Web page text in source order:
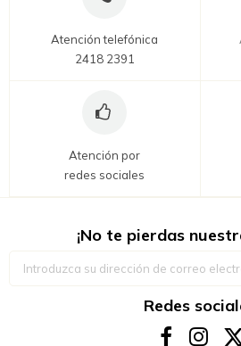
Atención telefónica
2418 2391
Atención por
redes sociales
¡No te pierdas
Redes